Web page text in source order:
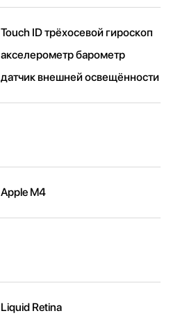
Touch ID трёхосевой гироскоп
акселерометр барометр
датчик внешней освещённости
Apple M4
Liquid Retina